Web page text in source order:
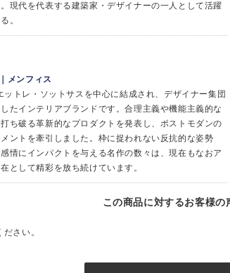
現代を代表する建築家・デザイナーの一人として活躍
。
メンフィス
ットレ・ソットサスを中心に結成され、デザイナー集団
たインテリアブランドです。合理主義や機能主義的な
ち破る革新的なプロダクトを発表し、ポストモダンの
ントを牽引しました。枠に捉われない反抗的な姿勢
情にインパクトを与える名作の数々は、現在もなおア
として精彩を放ち続けています。
この商品に対するお客様の
さい。